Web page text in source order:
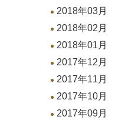
2018年03月
2018年02月
2018年01月
2017年12月
2017年11月
2017年10月
2017年09月